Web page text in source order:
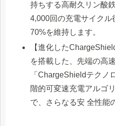
持ちする高耐久リン酸
4,000回の充電サイクル
70%を維持します。
【進化した
を搭載した、先端の高
「ChargeShieldテクノ
階的可変速充電アルゴ
で、さらなる安 全性能